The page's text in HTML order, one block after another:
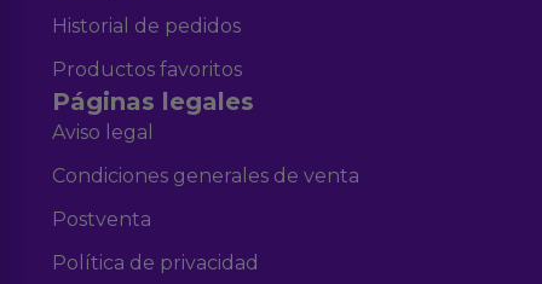
Historial de pedidos
Productos favoritos
Páginas legales
Aviso legal
Condiciones generales de venta
Postventa
Política de privacidad